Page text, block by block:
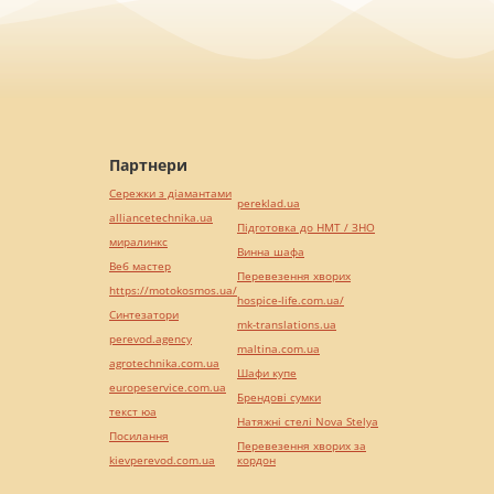
Партнери
Сережки з діамантами
alliancetechnika.ua
миралинкс
Веб мастер
https://motokosmos.ua/
Синтезатори
perevod.agency
agrotechnika.com.ua
europeservice.com.ua
текст юа
Посилання
kievperevod.com.ua
pereklad.ua
Підготовка до НМТ / ЗНО
Винна шафа
Перевезення хворих
hospice-life.com.ua/
mk-translations.ua
maltina.com.ua
Шафи купе
Брендові сумки
Натяжні стелі Nova Stelya
Перевезення хворих за
кордон